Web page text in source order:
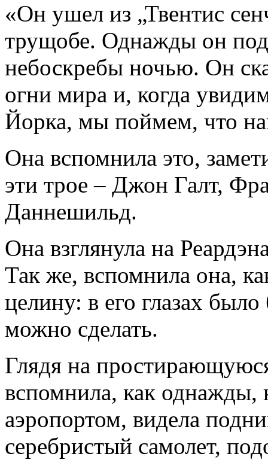
«Он ушел из „Твентис
трущобе. Однажды он
небоскребы ночью. Он
огни мира и, когда
Йорка, мы поймем, что
Она вспомнила это,
эти трое – Джон Галт,
Даннешильд.
Она взглянула на
Так же, вспомнила она,
целину: в его глазах
можно сделать.
Глядя на
вспомнила, как
аэропортом, видела
серебристый самолет,